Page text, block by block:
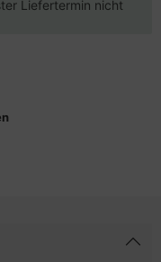
Liefertermin nicht